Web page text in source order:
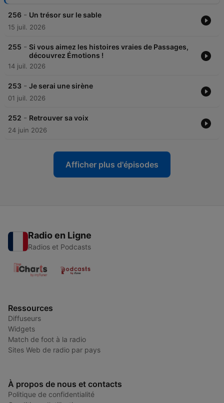
256 - Un trésor sur le sable
15 juil. 2026
255 - Si vous aimez les histoires vraies de Passages,
découvrez Émotions !
14 juil. 2026
253 - Je serai une sirène
01 juil. 2026
252 - Retrouver sa voix
24 juin 2026
Afficher plus d'épisodes
Radio en Ligne
Radios et Podcasts
Ressources
Diffuseurs
Widgets
Match de foot à la radio
Sites Web de radio par pays
À propos de nous et contacts
Politique de confidentialité